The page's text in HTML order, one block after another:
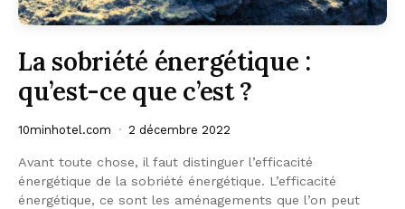
La sobriété énergétique :
qu’est-ce que c’est ?
10minhotel.com 2 décembre 2022
Avant toute chose, il faut distinguer l’efficacité
énergétique de la sobriété énergétique. L’efficacité
énergétique, ce sont les aménagements que l’on peut